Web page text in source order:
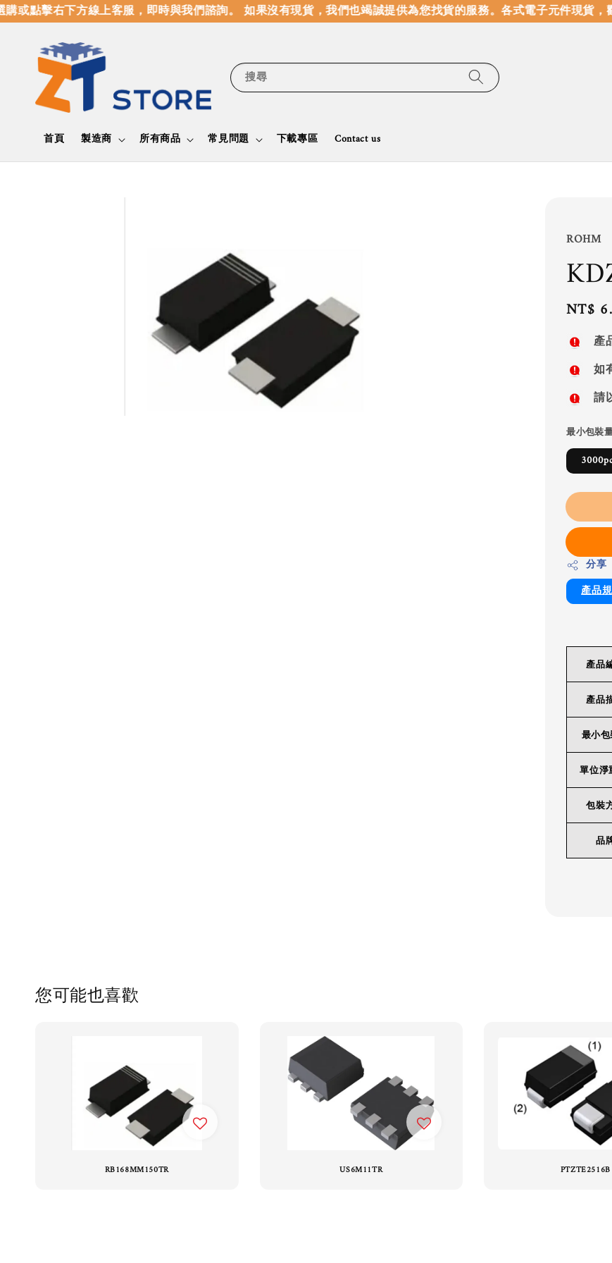
點擊右下方線上客服，即時與我們諮詢。 如果沒有現貨，我們也竭誠提供為您找貨的服務。各式電子元件現貨，歡
搜尋
首頁 製造商 所有商品 常見問題 下載專區 Contact us
ROHM
price
NT$
產
如
請
最小包裝
分享
產品
產品
產品
最小包
單位淨
包裝
品
您可能也喜歡
RB168MM150TR US6M11TR PTZTE2516B